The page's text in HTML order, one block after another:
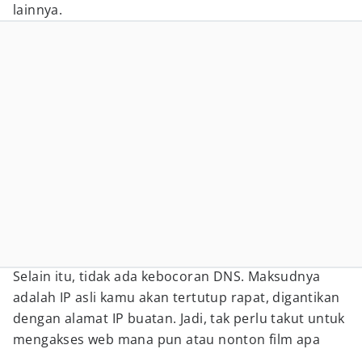
lainnya.
Selain itu, tidak ada kebocoran DNS. Maksudnya
adalah IP asli kamu akan tertutup rapat, digantikan
dengan alamat IP buatan. Jadi, tak perlu takut untuk
mengakses web mana pun atau nonton film apa